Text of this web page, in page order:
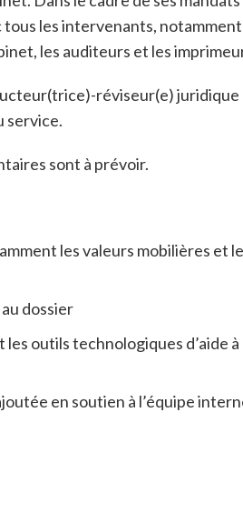
les intervenants,
les auditeurs et les
réviseur(e) juridique
service.
sont à prévoir.
les valeurs mobilières et
dossier
outils technologiques d’aide à
en soutien à l’équipe